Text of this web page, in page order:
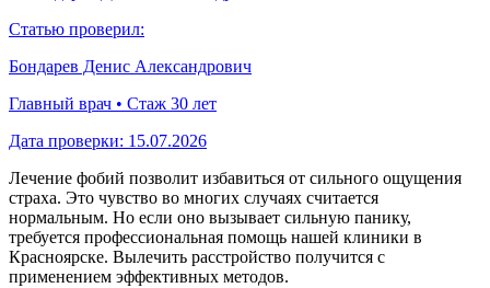
Статью проверил:
Бондарев Денис Александрович
Главный врач • Стаж 30 лет
Дата проверки: 15.07.2026
Лечение фобий позволит избавиться от сильного ощущения
страха. Это чувство во многих случаях считается
нормальным. Но если оно вызывает сильную панику,
требуется профессиональная помощь нашей клиники в
Красноярске. Вылечить расстройство получится с
применением эффективных методов.